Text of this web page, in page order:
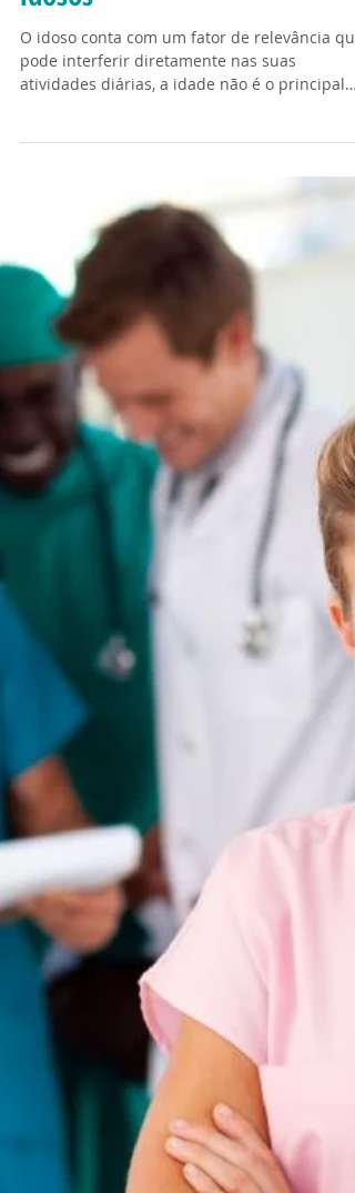
Como prevenir as quedas dos
O idoso conta com um fator de relevância que
pode interferir diretamente nas suas
atividades diárias, a idade não é o principal
critério...